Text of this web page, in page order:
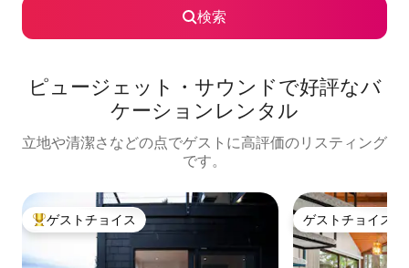
検索
ピュージェット・サウンドで好評なバ
ケーションレンタル
立地や清潔さなどの点でゲストに高評価のリスティング
です。
大好評のゲストチョイスです。
ゲストチョイス ゲストチョイス
ゲストチョイス